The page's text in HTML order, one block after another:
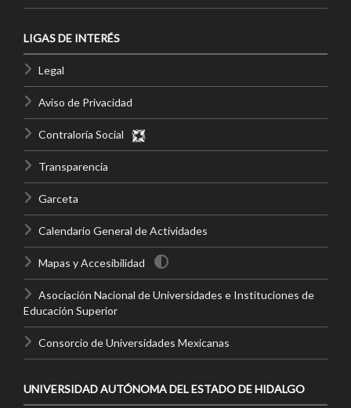
LIGAS DE INTERÉS
Legal
Aviso de Privacidad
Contraloría Social
Transparencia
Garceta
Calendario General de Actividades
Mapas y Accesibilidad
Asociación Nacional de Universidades e Instituciones de
Educación Superior
Consorcio de Universidades Mexicanas
UNIVERSIDAD AUTÓNOMA DEL ESTADO DE HIDALGO